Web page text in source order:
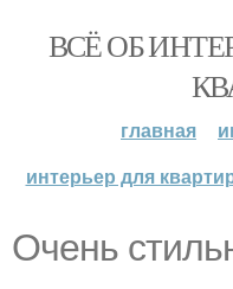
ВСЁ ОБ
главная
интерьер для
Очень